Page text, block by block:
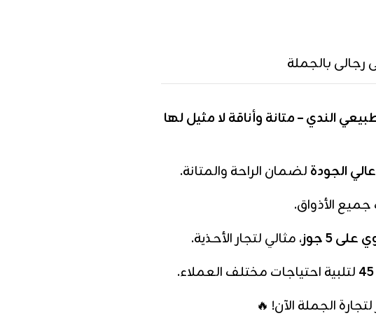
الندي – متانة وأناقة لا مثيل لها
الجودة لضمان الراحة والمتانة.
الأذواق.
5 جوز
، مثالي لتجار الأحذية.
لتلبية احتياجات مختلف العملاء.
الجملة الآن! 🔥